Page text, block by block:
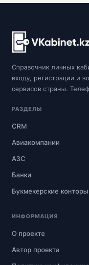
Справочник личных
входу, регистрации и
сервисов страны.
РАЗДЕЛЫ
CRM
Авиакомпании
АЗС
Банки
Букмекерские конторы
ИНФОРМАЦИЯ
О проекте
Автор проекта